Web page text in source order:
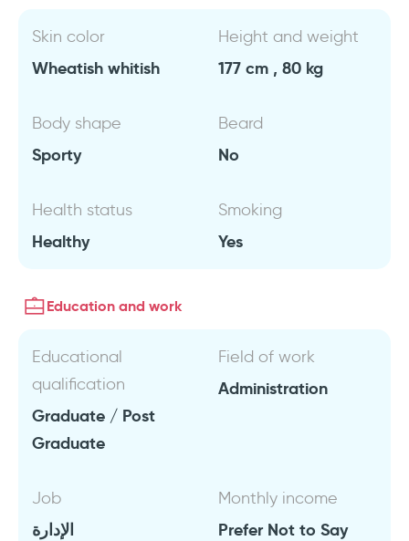
Skin color
Wheatish whitish
Height and weight
177 cm , 80 kg
Body shape
Sporty
Beard
No
Health status
Healthy
Smoking
Yes
Education and work
Educational
qualification
Graduate / Post
Graduate
Field of work
Administration
Job
الإدارة
Monthly income
Prefer Not to Say